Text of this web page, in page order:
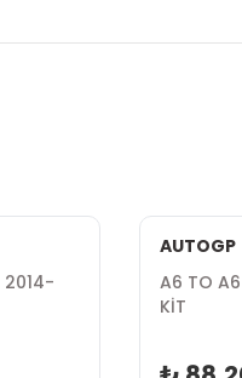
AUTOGP
A6 TO A6
KİT